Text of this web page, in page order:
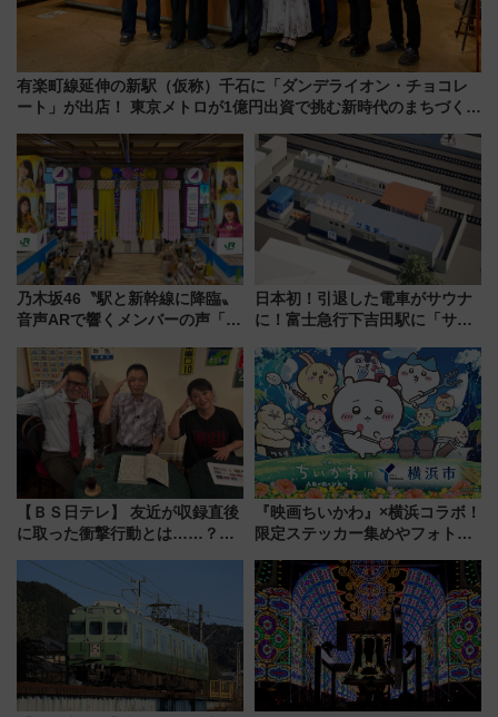
有楽町線延伸の新駅（仮称）千石に「ダンデライオン・チョコレ
ート」が出店！ 東京メトロが1億円出資で挑む新時代のまちづくり
乃木坂46〝駅と新幹線に降臨〟
音声ARで響くメンバーの声「真
日本初！引退した電車がサウナ
に！富士急行下吉田駅に「サ電
業 行き交う電車の音や振動を
感じながら「ととのう」新感覚
【ＢＳ日テレ】 友近が収録直後
に取った衝撃行動とは……？
で極上の夏祭り鉄道旅を放送
『映画ちいかわ』×横浜コラボ！
限定ステッカー集めやフォトス
いを満喫しよう（花火鑑賞会応
募は7/12まで！）